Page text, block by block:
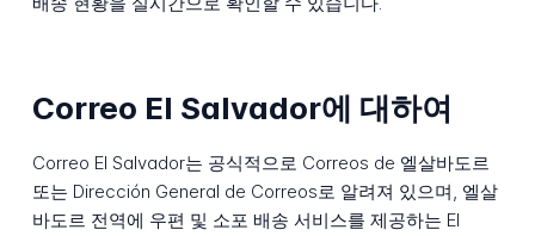
Correo El Salvador에 대하여
Correo El Salvador는 공식적으로 Correos de 엘살바도르
또는 Dirección General de Correos로 알려져 있으며, 엘살
바도르 전역에 우편 및 소포 배송 서비스를 제공하는 El